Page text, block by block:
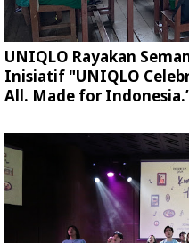
UNIQLO Rayakan
Inisiatif "UNIQLO
All. Made for